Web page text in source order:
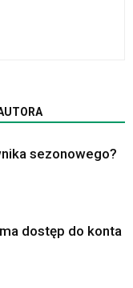
sezonowego?
dostęp do konta